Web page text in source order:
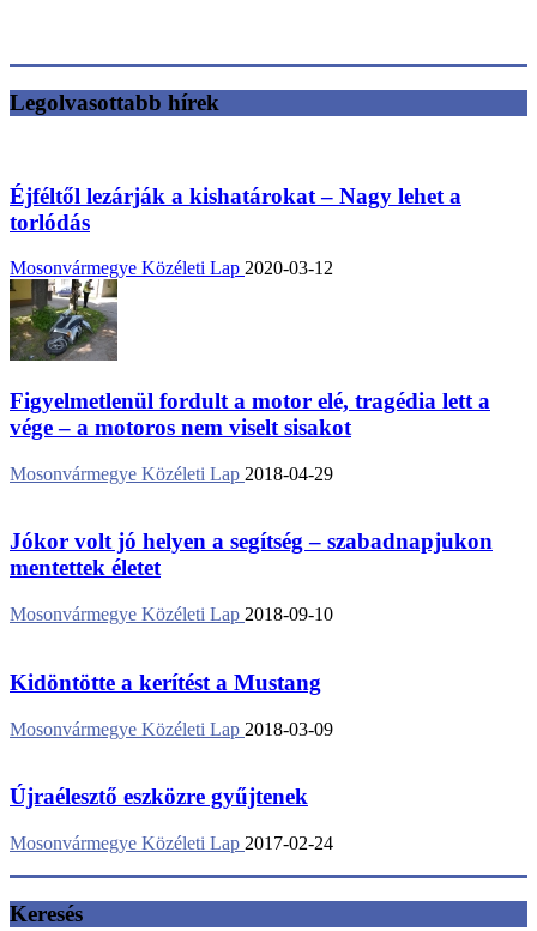
Legolvasottabb hírek
Éjféltől lezárják a kishatárokat – Nagy lehet a
torlódás
Mosonvármegye Közéleti Lap 2020-03-12
Figyelmetlenül fordult a motor elé, tragédia lett a
vége – a motoros nem viselt sisakot
Mosonvármegye Közéleti Lap 2018-04-29
Jókor volt jó helyen a segítség – szabadnapjukon
mentettek életet
Mosonvármegye Közéleti Lap 2018-09-10
Kidöntötte a kerítést a Mustang
Mosonvármegye Közéleti Lap 2018-03-09
Újraélesztő eszközre gyűjtenek
Mosonvármegye Közéleti Lap 2017-02-24
Keresés